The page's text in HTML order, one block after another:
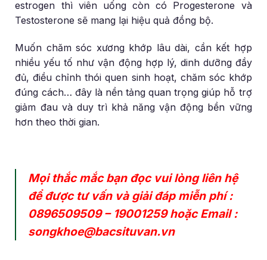
estrogen thì viên uống còn có Progesterone và
Testosterone sẽ mang lại hiệu quả đồng bộ.
Muốn chăm sóc xương khớp lâu dài, cần kết hợp
nhiều yếu tố như vận động hợp lý, dinh dưỡng đầy
đủ, điều chỉnh thói quen sinh hoạt, chăm sóc khớp
đúng cách… đây là nền tảng quan trọng giúp hỗ trợ
giảm đau và duy trì khả năng vận động bền vững
hơn theo thời gian.
Mọi thắc mắc bạn đọc vui lòng liên hệ
để được tư vấn và giải đáp miễn phí :
0896509509– 19001259hoặc Email :
songkhoe@bacsituvan.vn